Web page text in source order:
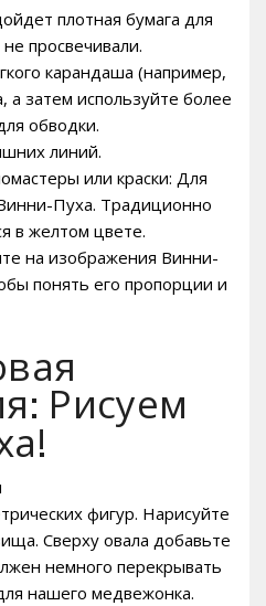
плотная бумага для
просвечивали.
карандаша (например,
а затем используйте более
обводки.
линий.
или краски: Для
Пуха. Традиционно
в желтом цвете.
на изображения Винни-
понять его пропорции и
Рисуем
фигур. Нарисуйте
Сверху овала добавьте
немного перекрывать
нашего медвежонка.